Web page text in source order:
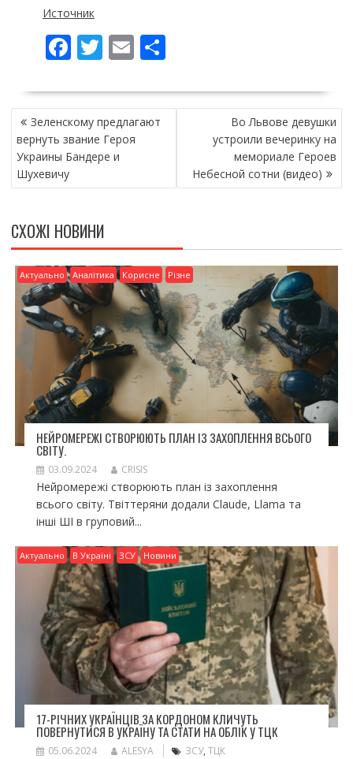
Источник
F
e
b
o
o
k
T
itt
er
E
ai
l
П
ді
и
НАВІГАЦІЯ
ЗАПИСІВ
Зеленскому предлагают
вернуть звание Героя
Украины Бандере и
Шухевичу
Во Львове девушки
устроили вечеринку на
мемориале Героев
Небесной сотни (видео)
СХОЖІ НОВИНИ
Актуально Аналітика Корисне Різне
НЕЙРОМЕРЕЖІ СТВОРЮЮТЬ ПЛАН ІЗ ЗАХОПЛЕННЯ ВСЬОГО
СВІТУ.
03.09.2024 CRISIS
Нейромережі створюють план із захоплення
всього світу. Твіттеряни додали Claude, Llama та
інші ШІ в груповий...
Актуально В Україні ЗСУ Новини
17-РІЧНИХ УКРАЇНЦІВ ЗА КОРДОНОМ КЛИЧУТЬ
ПОВЕРНУТИСЯ В УКРАЇНУ ТА СТАТИ НА ОБЛІК У ТЦК
05.06.2024 ALESYA ЗСУ, ТЦК